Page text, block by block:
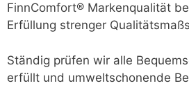
FinnComfort® Markenqualität
Erfüllung strenger
Ständig prüfen wir alle
erfüllt und umweltschonende